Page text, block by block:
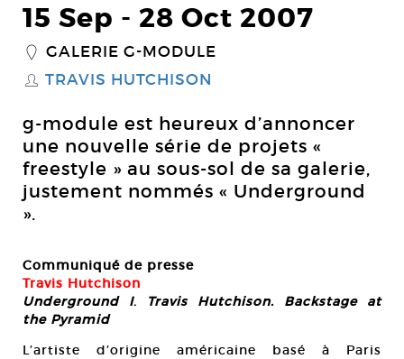
15 Sep - 28 Oct 2007
_ GALERIE G-MODULE
S TRAVIS HUTCHISON
g-module est heureux d’annoncer
une nouvelle série de projets «
freestyle » au sous-sol de sa galerie,
justement nommés « Underground
».
Communiqué de presse
Travis Hutchison
Underground I. Travis Hutchison.
Backstage at
the Pyramid
L’artiste d’origine américaine basé à Paris